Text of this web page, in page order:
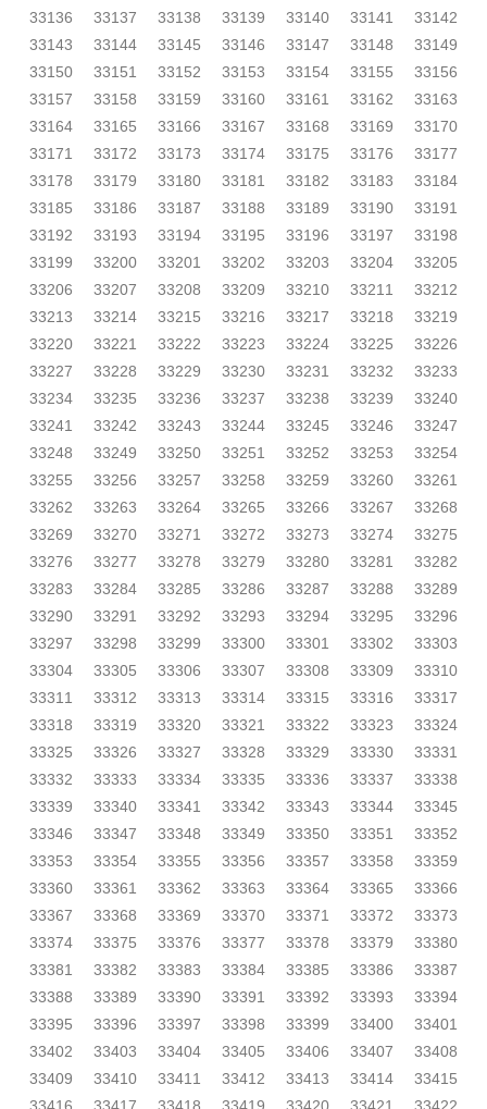
33136
33137 33138 33139 33140 33141
33142
33143
33144 33145 33146 33147 33148
33149
33150
33151 33152 33153 33154 33155
33156
33157
33158 33159 33160 33161 33162
33163
33164
33165 33166 33167 33168 33169
33170
33171
33172 33173 33174 33175 33176
33177
33178
33179 33180 33181 33182 33183
33184
33185
33186 33187 33188 33189 33190
33191
33192
33193 33194 33195 33196 33197
33198
33199
33200 33201 33202 33203 33204
33205
33206
33207 33208 33209 33210 33211
33212
33213
33214 33215 33216 33217 33218
33219
33220
33221 33222 33223 33224 33225
33226
33227
33228 33229 33230 33231 33232
33233
33234
33235 33236 33237 33238 33239
33240
33241
33242 33243 33244 33245 33246
33247
33248
33249 33250 33251 33252 33253
33254
33255
33256 33257 33258 33259 33260
33261
33262
33263 33264 33265 33266 33267
33268
33269
33270 33271 33272 33273 33274
33275
33276
33277 33278 33279 33280 33281
33282
33283
33284 33285 33286 33287 33288
33289
33290
33291 33292 33293 33294 33295
33296
33297
33298 33299 33300 33301 33302
33303
33304
33305 33306 33307 33308 33309
33310
33311
33312 33313 33314 33315 33316
33317
33318
33319 33320 33321 33322 33323
33324
33325
33326 33327 33328 33329 33330
33331
33332
33333 33334 33335 33336 33337
33338
33339
33340 33341 33342 33343 33344
33345
33346
33347 33348 33349 33350 33351
33352
33353
33354 33355 33356 33357 33358
33359
33360
33361 33362 33363 33364 33365
33366
33367
33368 33369 33370 33371 33372
33373
33374
33375 33376 33377 33378 33379
33380
33381
33382 33383 33384 33385 33386
33387
33388
33389 33390 33391 33392 33393
33394
33395
33396 33397 33398 33399 33400
33401
33402
33403 33404 33405 33406 33407
33408
33409
33410 33411 33412 33413 33414
33415